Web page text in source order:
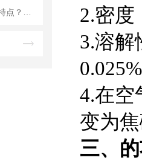
2.密度
3.溶
4.在空
变为
三、